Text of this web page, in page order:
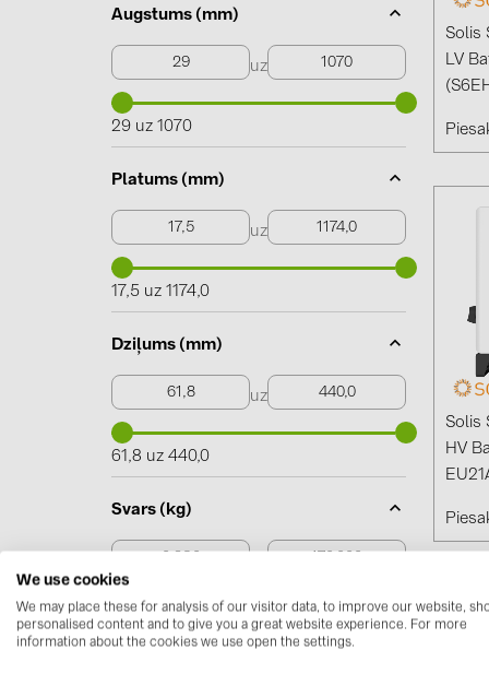
Augstums (mm)
uz
29 uz 1070
Platums (mm)
uz
17,5 uz 1174,0
Dziļums (mm)
uz
61,8 uz 440,0
Svars (kg)
0,230 uz 170,000
Solis
LV
Solis
HV
We use cookies
We may place these for analysis of our visitor data, to improve our website,
personalised content and to give you a great website experience. For more
information about the cookies we use open the settings.